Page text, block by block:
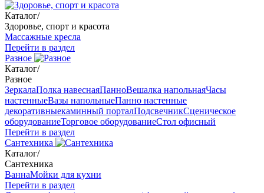
Каталог/
Здоровье, спорт и красота
Массажные кресла
Перейти в раздел
Разное
Каталог/
Разное
ЗеркалаПолка навеснаяПанноВешалка напольнаяЧасы
настенныеВазы напольныеПанно настенные
декоративныекаминный порталПодсвечникСценическое
оборудованиеТорговое оборудованиеСтол офисный
Перейти в раздел
Сантехника
Каталог/
Сантехника
ВаннаМойки для кухни
Перейти в раздел